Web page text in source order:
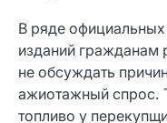
В ряде
изданий гражданам
не обсуждать
ажиотажный спрос.
топливо у